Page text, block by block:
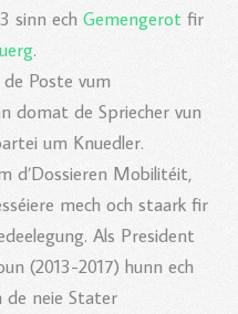
sinn ech Gemengerot fir
.
Poste vum
domat de Spriecher vun
um Knuedler.
d’Dossieren Mobilitéit,
mech och staark fir
Als President
(2013-2017) hunn ech
de neie Stater